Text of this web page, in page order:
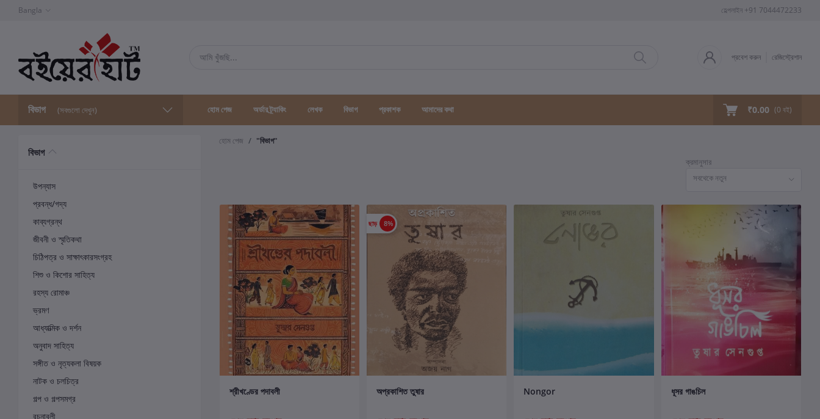
Bangla হেল্পলাইন +91 7044472233
প্রবেশ করুন রেজিস্ট্রেশান
বিভাগ (সবগুলো দেখুন) হোম পেজ অর্ডার ট্র্যাকিং লেখক বিভাগ প্রকাশক আমাদের কথা ₹0.00 (0 বই)
বিভাগ
উপন্যাস
প্রবন্ধ/গদ্য
কাব্যগ্রন্থ
জীবনী ও স্মৃতিকথা
চিঠিপত্র ও সাক্ষাৎকারসংগ্রহ
শিশু ও কিশোর সাহিত্য
রহস্য রোমাঞ্চ
ভ্রমণ
আধ্যাত্মিক ও দর্শন
অনুবাদ সাহিত্য
সঙ্গীত ও নৃত্যকলা বিষয়ক
নাটক ও চলচিত্র
গল্প ও গল্পসমগ্র
রচনাবলী
হোম পেজ
"বিভাগ"
ক্রমানুসার
সবথেকে নতুন
কার্টে যোগ করুন
শ্রীখণ্ডের‌ পদাবলী
ছাড় 8%
কার্টে যোগ করুন
অপ্রকাশিত তুষার Nongor ধূসর গাঙচিল